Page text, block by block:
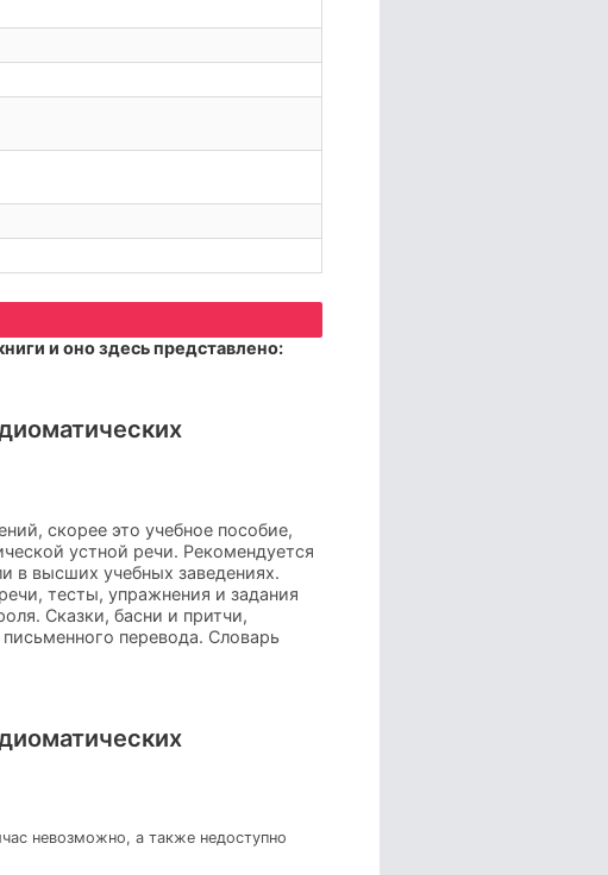
и оно здесь представлено:
скорее это учебное пособие,
устной речи. Рекомендуется
в высших учебных заведениях.
тесты, упражнения и задания
Сказки, басни и притчи,
перевода. Словарь
невозможно, а также недоступно